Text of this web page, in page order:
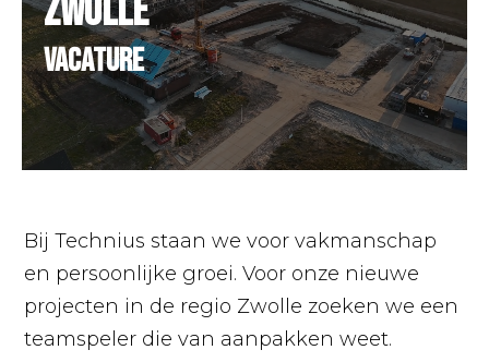
Zwolle
Vacature
Bij Technius staan we voor vakmanschap
en persoonlijke groei. Voor onze nieuwe
projecten in de regio Zwolle zoeken we een
teamspeler die van aanpakken weet.